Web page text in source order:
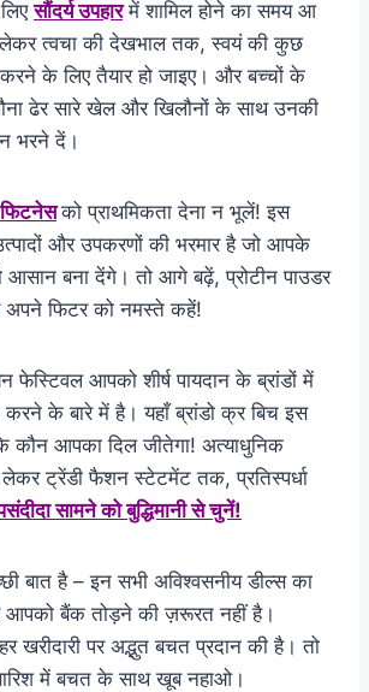
सौंदर्य उपहारमें शामिल होने का समय आ
त्वचा की देखभाल तक, स्वयं की कुछ
के लिए तैयार हो जाइए। और बच्चों के
ढेर सारे खेल और खिलौनों के साथ उनकी
भरने दें।
को प्राथमिकता देना न भूलें! इस
और उपकरणों की भरमार है जो आपके
बना देंगे। तो आगे बढ़ें, प्रोटीन पाउडर
फिटर को नमस्ते कहें!
आपको शीर्ष पायदान के ब्रांडों में
करने के बारे में है। यहाँ ब्रांडो क्र बिच इस
कौन आपका दिल जीतेगा! अत्याधुनिक
ट्रेंडी फैशन स्टेटमेंट तक, प्रतिस्पर्धा
सामने को बुद्धिमानी से चुनें!
बात है – इन सभी अविश्वसनीय डील्स का
आपको बैंक तोड़ने की ज़रूरत नहीं है।
पर अद्भुत बचत प्रदान की है। तो
में बचत के साथ खूब नहाओ।